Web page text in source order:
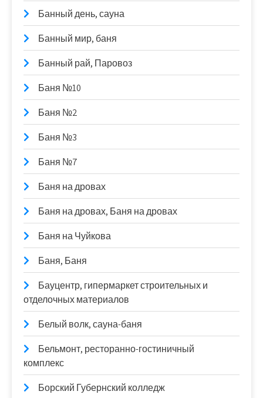
Банный день, сауна
Банный мир, баня
Банный рай, Паровоз
Баня №10
Баня №2
Баня №3
Баня №7
Баня на дровах
Баня на дровах, Баня на дровах
Баня на Чуйкова
Баня, Баня
Бауцентр, гипермаркет строительных и
отделочных материалов
Белый волк, сауна-баня
Бельмонт, ресторанно-гостиничный
комплекс
Борский Губернский колледж